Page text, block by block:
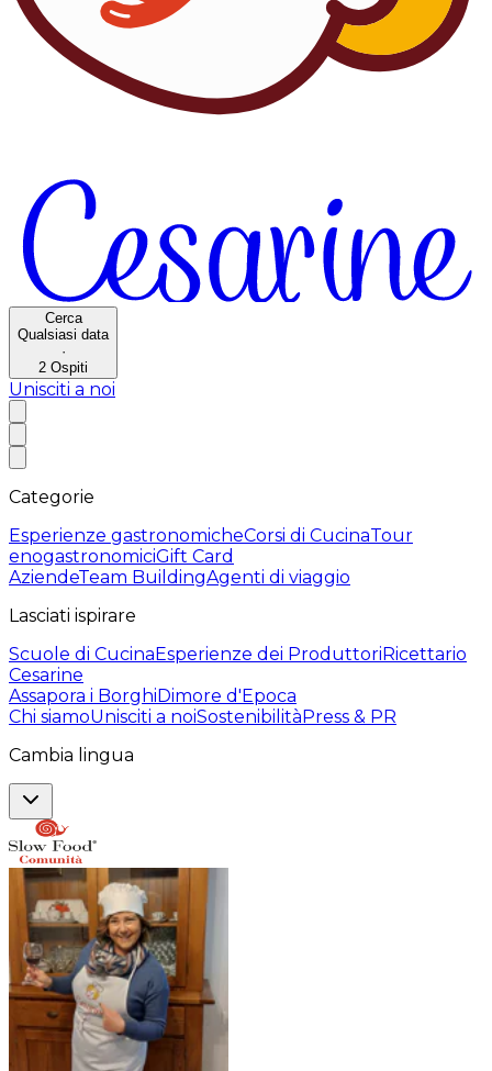
Cerca
Qualsiasi data
·
2 Ospiti
Unisciti a noi
Categorie
Esperienze gastronomicheCorsi di CucinaTour
enogastronomiciGift Card
AziendeTeam BuildingAgenti di viaggio
Lasciati ispirare
Scuole di CucinaEsperienze dei ProduttoriRicettario
Cesarine
Assapora i BorghiDimore d'Epoca
Chi siamoUnisciti a noiSostenibilitàPress & PR
Cambia lingua